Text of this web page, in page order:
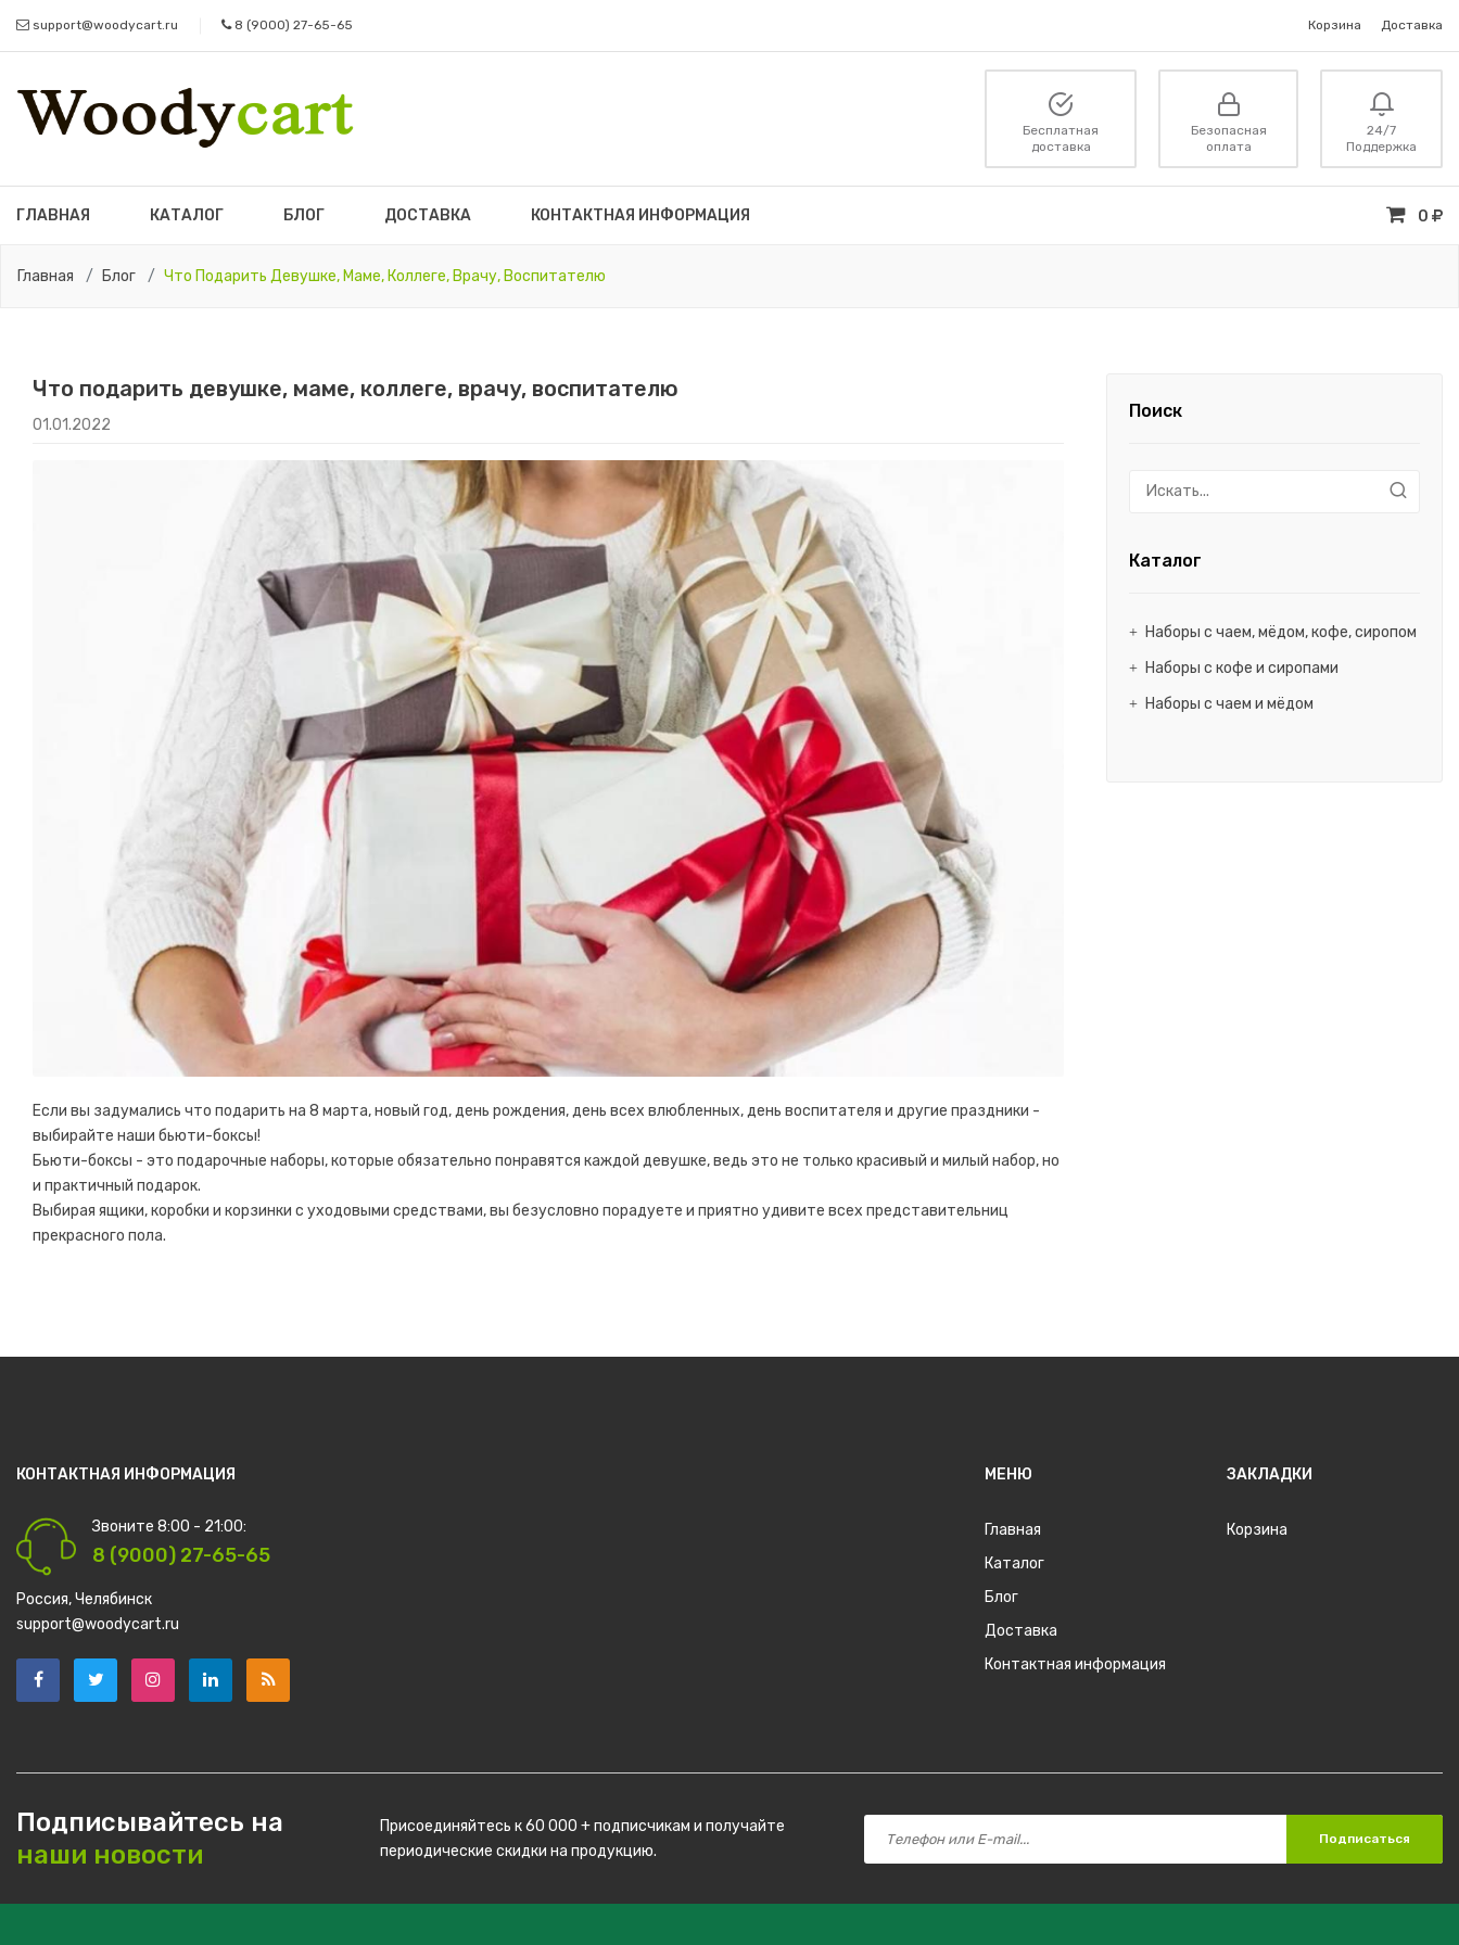
support@woodycart.ru 8 (9000) 27-65-65 Корзина Доставка
Бесплатная
доставка
Безопасная
оплата
24/7
Поддержка
ГЛАВНАЯ КАТАЛОГ БЛОГ ДОСТАВКА КОНТАКТНАЯ ИНФОРМАЦИЯ 0
Главная Блог Что Подарить Девушке, Маме, Коллеге, Врачу, Воспитателю
Поиск
Каталог
Наборы с чаем, мёдом, кофе, сиропом
Наборы с кофе и сиропами
Наборы с чаем и мёдом
Что подарить девушке, маме, коллеге, врачу, воспитателю
01.01.2022
Если вы задумались что подарить на 8 марта, новый год, день рождения, день всех влюбленных, день воспитателя и другие праздники -
выбирайте наши бьюти-боксы!
Бьюти-боксы - это подарочные наборы, которые обязательно понравятся каждой девушке, ведь это не только красивый и милый набор, но
и практичный подарок.
Выбирая ящики, коробки и корзинки с уходовыми средствами, вы безусловно порадуете и приятно удивите всех представительниц
прекрасного пола.
КОНТАКТНАЯ ИНФОРМАЦИЯ
Звоните 8:00 - 21:00:
8 (9000) 27-65-65
Россия, Челябинск
support@woodycart.ru
МЕНЮ
Главная
Каталог
Блог
Доставка
Контактная информация
ЗАКЛАДКИ
Корзина
Подписывайтесь на
наши новости
Присоединяйтесь к 60 000 + подписчикам и получайте
периодические скидки на продукцию.
Подписаться